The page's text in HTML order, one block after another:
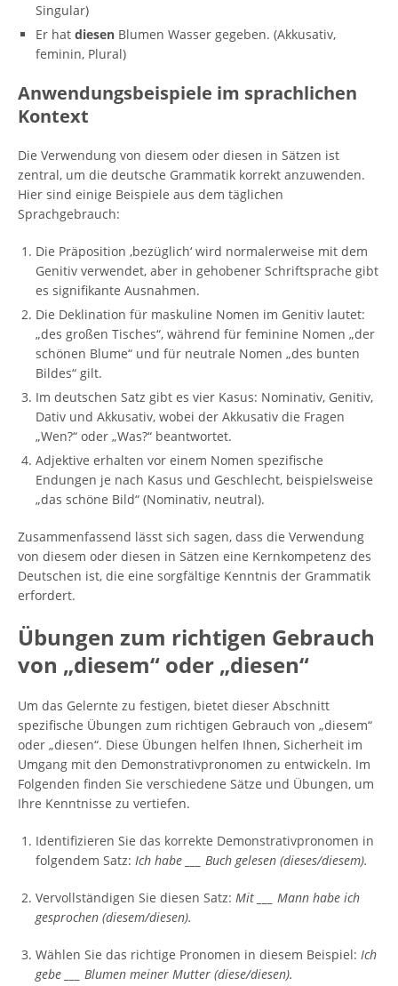
Singular)
Er hat diesen Blumen Wasser gegeben. (Akkusativ,
feminin, Plural)
Anwendungsbeispiele im sprachlichen
Kontext
Die Verwendung von diesem oder diesen in Sätzen ist
zentral, um die deutsche Grammatik korrekt anzuwenden.
Hier sind einige Beispiele aus dem täglichen
Sprachgebrauch:
Die Präposition ‚bezüglich‘ wird normalerweise mit dem
Genitiv verwendet, aber in gehobener Schriftsprache gibt
es signifikante Ausnahmen.
Die Deklination für maskuline Nomen im Genitiv lautet:
„des großen Tisches“, während für feminine Nomen „der
schönen Blume“ und für neutrale Nomen „des bunten
Bildes“ gilt.
Im deutschen Satz gibt es vier Kasus: Nominativ, Genitiv,
Dativ und Akkusativ, wobei der Akkusativ die Fragen
„Wen?“ oder „Was?“ beantwortet.
Adjektive erhalten vor einem Nomen spezifische
Endungen je nach Kasus und Geschlecht, beispielsweise
„das schöne Bild“ (Nominativ, neutral).
Zusammenfassend lässt sich sagen, dass die Verwendung
von diesem oder diesen in Sätzen eine Kernkompetenz des
Deutschen ist, die eine sorgfältige Kenntnis der Grammatik
erfordert.
Übungen zum richtigen Gebrauch
von „diesem“ oder „diesen“
Um das Gelernte zu festigen, bietet dieser Abschnitt
spezifische Übungen zum richtigen Gebrauch von „diesem“
oder „diesen“. Diese Übungen helfen Ihnen, Sicherheit im
Umgang mit den Demonstrativpronomen zu entwickeln. Im
Folgenden finden Sie verschiedene Sätze und Übungen, um
Ihre Kenntnisse zu vertiefen.
Identifizieren Sie das korrekte Demonstrativpronomen in
folgendem Satz: Ich habe ___ Buch gelesen (dieses/diesem).
Vervollständigen Sie diesen Satz: Mit ___ Mann habe ich
gesprochen (diesem/diesen).
Wählen Sie das richtige Pronomen in diesem Beispiel: Ich
gebe ___ Blumen meiner Mutter (diese/diesen).